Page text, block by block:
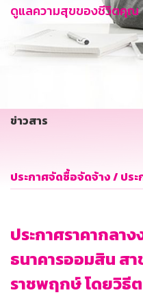
บริการทางการเงิน
อื่นๆ
ดูแลความสุขของชีวิตคุณ
ข่าวสาร
ประกาศจัดซื้อจัดจ้าง / ประ
ประกาศราคากลา
ธนาคารออมสิน ส
ราชพฤกษ์ โดยวิธี